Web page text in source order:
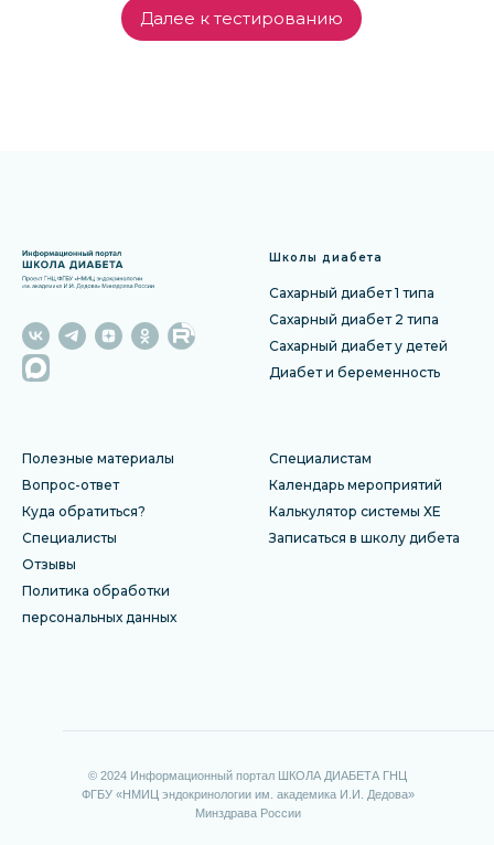
Далее к тестированию
Школы диабета
Сахарный диабет 1 типа
Сахарный диабет 2 типа
Сахарный диабет у детей
Диабет и беременность
Полезные материалы
Вопрос-ответ
Куда обратиться?
Специалисты
Отзывы
Политика обработки
персональных данных
Специалистам
Календарь мероприятий
Калькулятор системы ХЕ
Записаться в школу дибета
© 2024 Информационный портал ШКОЛА ДИАБЕТА ГНЦ
ФГБУ «НМИЦ эндокринологии им. академика И.И. Дедова»
Минздрава России